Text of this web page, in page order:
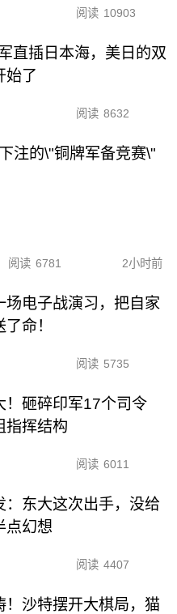
阅读 10903
直插日本海，美日的双
始了
阅读 8632
注的\"铜牌军备竞赛\"
阅读 6781 2小时前
场电子战演习，把自家
命！
阅读 5735
！砸碎印军17个司令
指挥结构
阅读 6011
：东大这次出手，没给
点幻想
阅读 4407
！沙特摆开大棋局，猫